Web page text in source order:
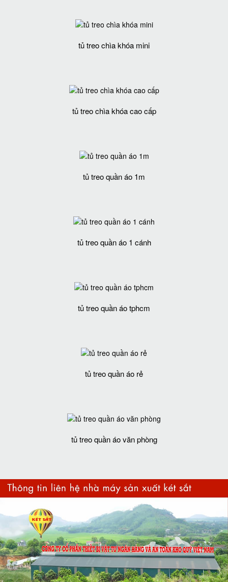
tủ treo chìa khóa mini
tủ treo chìa khóa cao cấp
tủ treo quần áo 1m
tủ treo quần áo 1 cánh
tủ treo quần áo tphcm
tủ treo quần áo rẻ
tủ treo quần áo văn phòng